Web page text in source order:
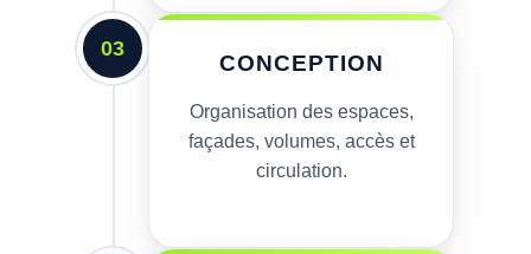
03
CONCEPTION
Organisation des espaces,
façades, volumes, accès et
circulation.